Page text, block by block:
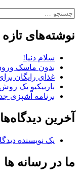
جستجو
نوشته‌های تازه
سلام دنیا!
بدون ماسک
غذای رایگان
باربیکیو یک
برنامه آشپزی
آخرین دیدگاه‌ها
یک نویسنده
ما در رسانه ها